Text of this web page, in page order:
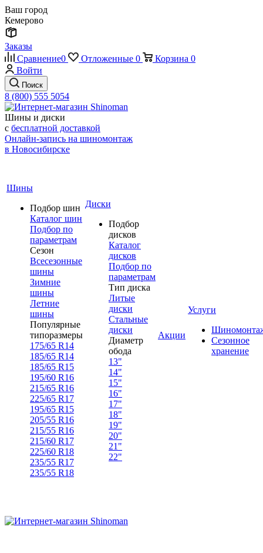
Ваш город
Кемерово
Заказы
Сравнение0 Отложенные 0 Корзина 0
Войти
Поиск
8 (800) 555 5054
Шины и диски
с бесплатной доставкой
Онлайн-запись на шиномонтаж
в Новосибирске
Шины
Подбор шин
Каталог шин
Подбор по
параметрам
Сезон
Всесезонные
шины
Зимние
шины
Летние
шины
Популярные
типоразмеры
175/65 R14
185/65 R14
185/65 R15
195/60 R16
215/65 R16
225/65 R17
195/65 R15
205/55 R16
215/55 R16
215/60 R17
225/60 R18
235/55 R17
235/55 R18
Диски
Подбор
дисков
Каталог
дисков
Подбор по
параметрам
Тип диска
Литые
диски
Стальные
диски
Диаметр
обода
13"
14"
15"
16"
17"
18"
19"
20"
21"
22"
Акции
Услуги
Сезонное
хранение